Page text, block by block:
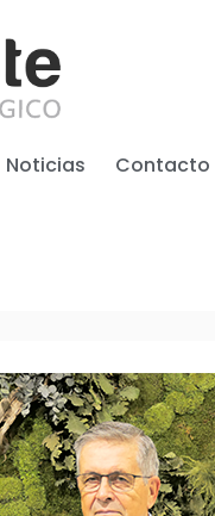
Noticias Contacto